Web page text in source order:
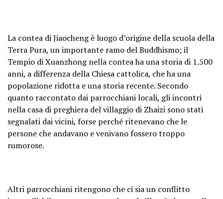
La contea di Jiaocheng è luogo d’origine della scuola della
Terra Pura, un importante ramo del Buddhismo; il
Tempio di Xuanzhong nella contea ha una storia di 1.500
anni, a differenza della Chiesa cattolica, che ha una
popolazione ridotta e una storia recente. Secondo
quanto raccontato dai parrocchiani locali, gli incontri
nella casa di preghiera del villaggio di Zhaizi sono stati
segnalati dai vicini, forse perché ritenevano che le
persone che andavano e venivano fossero troppo
rumorose.
Altri parrocchiani ritengono che ci sia un conflitto